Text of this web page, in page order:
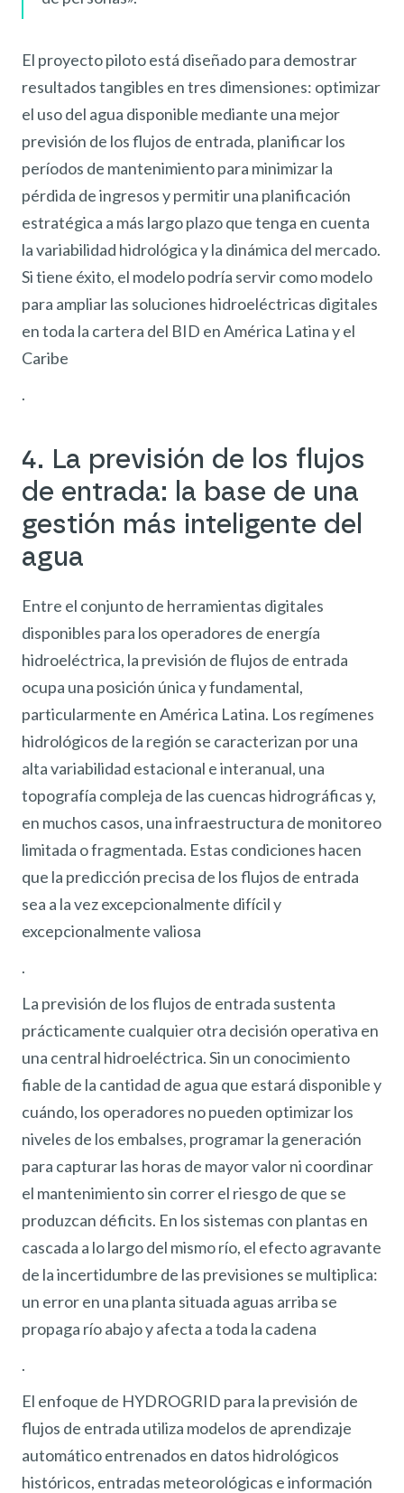
El proyecto piloto está diseñado para demostrar
resultados tangibles en tres dimensiones: optimizar
el uso del agua disponible mediante una mejor
previsión de los flujos de entrada, planificar los
períodos de mantenimiento para minimizar la
pérdida de ingresos y permitir una planificación
estratégica a más largo plazo que tenga en cuenta
la variabilidad hidrológica y la dinámica del mercado.
Si tiene éxito, el modelo podría servir como modelo
para ampliar las soluciones hidroeléctricas digitales
en toda la cartera del BID en América Latina y el
Caribe
.
4. La previsión de los flujos
de entrada: la base de una
gestión más inteligente del
agua
Entre el conjunto de herramientas digitales
disponibles para los operadores de energía
hidroeléctrica, la previsión de flujos de entrada
ocupa una posición única y fundamental,
particularmente en América Latina. Los regímenes
hidrológicos de la región se caracterizan por una
alta variabilidad estacional e interanual, una
topografía compleja de las cuencas hidrográficas y,
en muchos casos, una infraestructura de monitoreo
limitada o fragmentada. Estas condiciones hacen
que la predicción precisa de los flujos de entrada
sea a la vez excepcionalmente difícil y
excepcionalmente valiosa
.
La previsión de los flujos de entrada sustenta
prácticamente cualquier otra decisión operativa en
una central hidroeléctrica. Sin un conocimiento
fiable de la cantidad de agua que estará disponible y
cuándo, los operadores no pueden optimizar los
niveles de los embalses, programar la generación
para capturar las horas de mayor valor ni coordinar
el mantenimiento sin correr el riesgo de que se
produzcan déficits. En los sistemas con plantas en
cascada a lo largo del mismo río, el efecto agravante
de la incertidumbre de las previsiones se multiplica:
un error en una planta situada aguas arriba se
propaga río abajo y afecta a toda la cadena
.
El enfoque de HYDROGRID para la previsión de
flujos de entrada utiliza modelos de aprendizaje
automático entrenados en datos hidrológicos
históricos, entradas meteorológicas e información